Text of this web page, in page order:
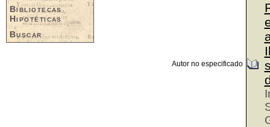
Bibliotecas
Hipotéticas
Buscar
Autor no especificado